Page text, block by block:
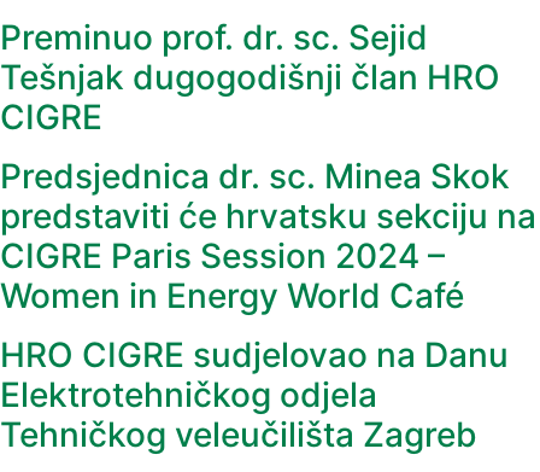
Preminuo prof. dr. sc. Sejid
Tešnjak dugogodišnji član HRO
CIGRE
Predsjednica dr. sc. Minea Skok
predstaviti će hrvatsku sekciju na
CIGRE Paris Session 2024 –
Women in Energy World Café
HRO CIGRE sudjelovao na Danu
Elektrotehničkog odjela
Tehničkog veleučilišta Zagreb